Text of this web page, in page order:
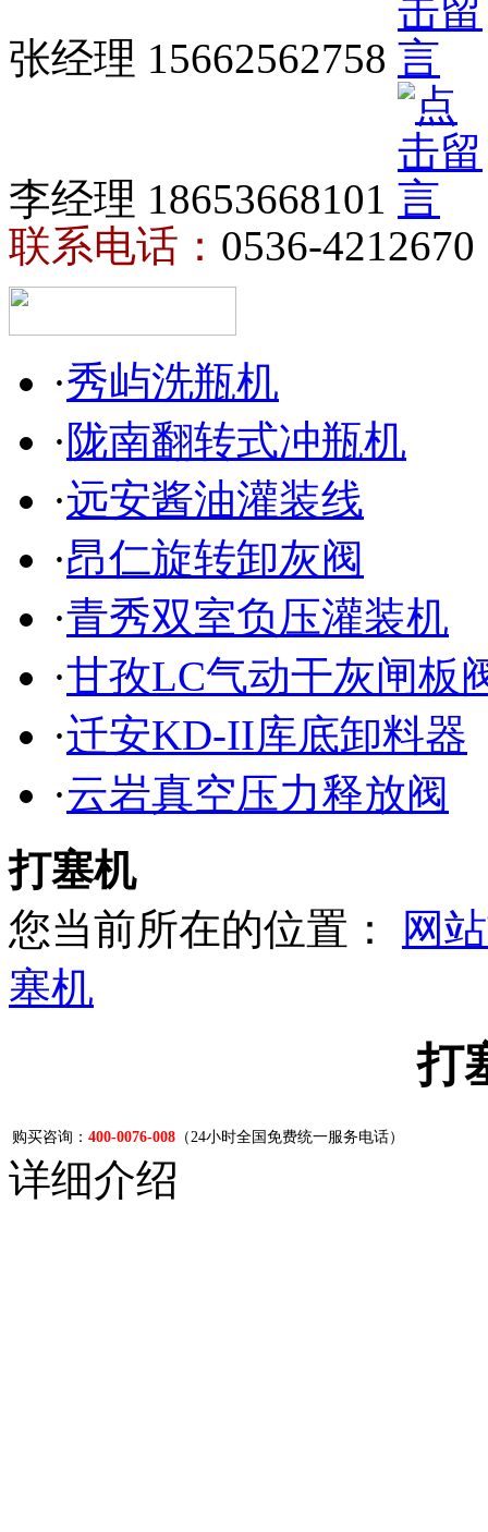
张经理 15662562758
李经理 18653668101
联系电话： 0536-4212670
·秀屿洗瓶机
· 陇南翻转式冲瓶机
·远安酱油灌装线
·昂仁旋转卸灰阀
·青秀双室负压灌装机
·甘孜LC气动干灰闸板
·迁安KD-II库底卸料器
·云岩真空压力释放阀
打塞机
您当前所在的位置：
网
塞机
打
购买咨询： 400-0076-008 （24小时全国免费统一服务电话）
详细介绍